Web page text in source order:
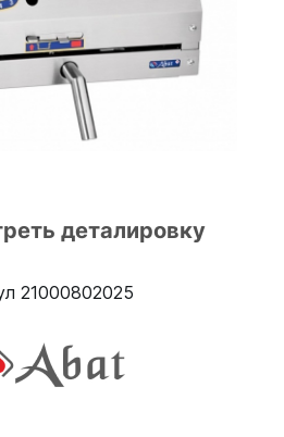
деталировку
21000802025